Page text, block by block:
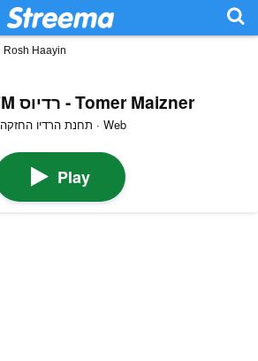
Rosh Haayin
100FM רדיוס - Tomer Maizner
תחנת הרדיו החזקה במדינה · Web
Play